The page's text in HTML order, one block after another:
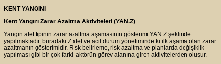
KENT YANGINI
Kent Yangını Zarar Azaltma Aktiviteleri (YAN.Z)
Yangın afet tipinin zarar azaltma aşamasının gösterimi YAN.Z şeklinde
yapılmaktadır, buradaki Z afet ve acil durum yönetiminde ki ilk aşama olan zarar
azaltmanın gösterimidir. Risk belirleme, risk azaltma ve planlarda değişiklik
yapılması gibi bir çok farklı aktörün görev alanına giren aktivitelerden oluşur.